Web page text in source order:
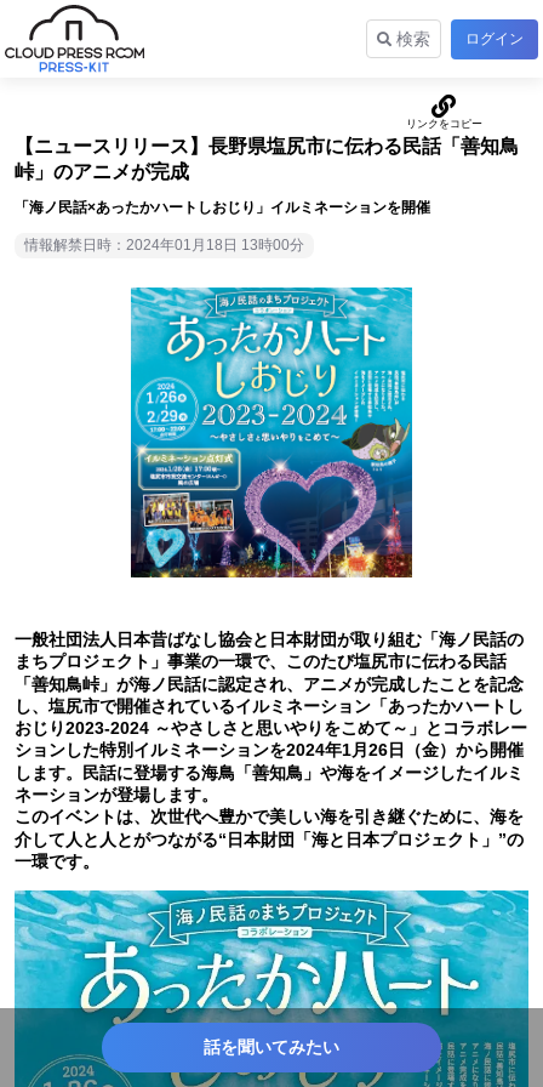
検索 ログイン
【ニュースリリース】長野県塩尻市に伝わる民話「善知鳥
峠」のアニメが完成
「海ノ民話×あったかハートしおじり」イルミネーションを開催
情報解禁日時：2024年01月18日 13時00分
一般社団法人日本昔ばなし協会と日本財団が取り組む「海ノ民話の
まちプロジェクト」事業の一環で、このたび塩尻市に伝わる民話
「善知鳥峠」が海ノ民話に認定され、アニメが完成したことを記念
し、塩尻市で開催されているイルミネーション「あったかハートし
おじり2023-2024 ～やさしさと思いやりをこめて～」とコラボレー
ションした特別イルミネーションを2024年1月26日（金）から開催
します。民話に登場する海鳥「善知鳥」や海をイメージしたイルミ
ネーションが登場します。
このイベントは、次世代へ豊かで美しい海を引き継ぐために、海を
介して人と人とがつながる“日本財団「海と日本プロジェクト」”の
一環です。
話を聞いてみたい